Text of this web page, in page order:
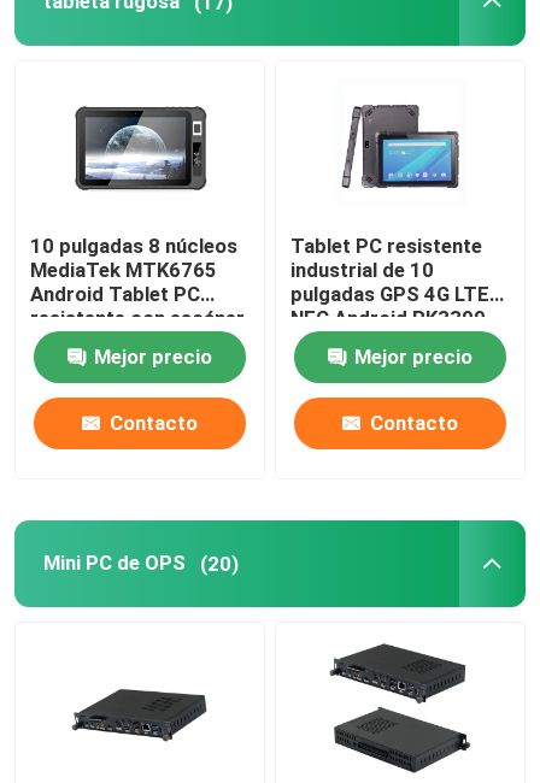
10 pulgadas 8 núcleos
MediaTek MTK6765
Android Tablet PC
resistente con escáner
de huellas dactilares
NFC
Mejor precio
Contacto
Tablet PC resistente
industrial de 10
pulgadas GPS 4G LTE
NFC Android RK3399
IP67 con RS232 COM
Mejor precio
Contacto
Mini PC de OPS (20)